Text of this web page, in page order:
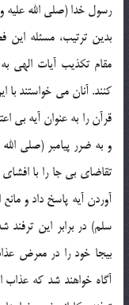
رسول خدا (صلي الله
بدين ترتيب، مسئله
مقام تکذيب آيات الهي
کنند. آنان مي خواستند
قرآن را به عنوان آيه بي
و به ضرر پيامبر (صلي
تقاضاي بي جا را با
آوردن آيه پاسخ داد و
سلم) در برابر اين ترفند
بيجا خود را در معرض
آگاه خواهند شد که عذاب